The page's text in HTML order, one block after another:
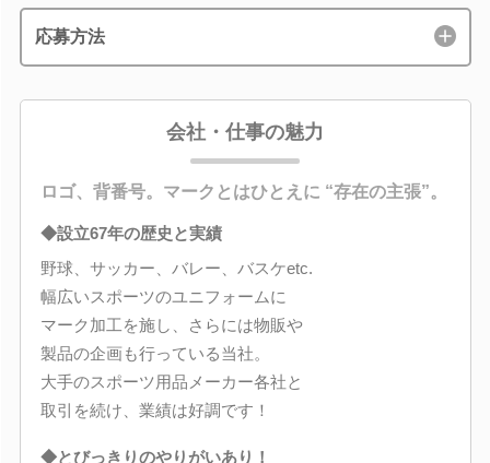
応募方法
会社・仕事の魅力
ロゴ、背番号。マークとはひとえに “存在の主張”。
◆設立67年の歴史と実績
野球、サッカー、バレー、バスケetc.
幅広いスポーツのユニフォームに
マーク加工を施し、さらには物販や
製品の企画も行っている当社。
大手のスポーツ用品メーカー各社と
取引を続け、業績は好調です！
◆とびっきりのやりがいあり！